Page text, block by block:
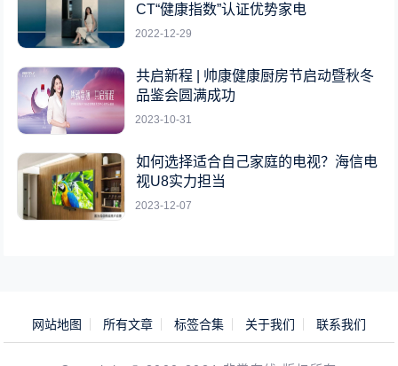
CT“健康指数”认证优势家电
2022-12-29
共启新程 | 帅康健康厨房节启动暨秋冬
品鉴会圆满成功
2023-10-31
如何选择适合自己家庭的电视？海信电
视U8实力担当
2023-12-07
网站地图 所有文章 标签合集 关于我们 联系我们